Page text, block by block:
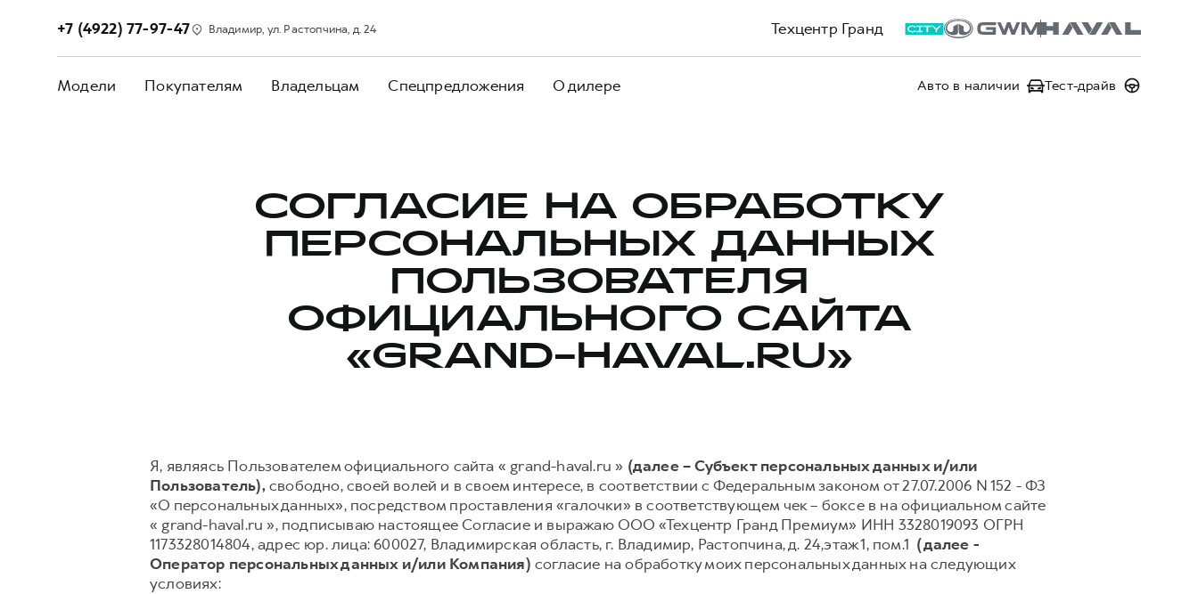
Техцентр Гранд
+7 (4922) 77-97-47 Владимир, ул. Растопчина, д. 24
Модели Покупателям Владельцам Спецпредложения О дилере Авто в наличии Тест-драйв
СОГЛАСИЕ НА ОБРАБОТКУ
ПЕРСОНАЛЬНЫХ ДАННЫХ
ПОЛЬЗОВАТЕЛЯ
ОФИЦИАЛЬНОГО САЙТА
«GRAND-HAVAL.RU»
Я, являясь Пользователем официального сайта « grand-haval.ru » (далее – Субъект персональных данных и/или
Пользователь),свободно, своей волей и в своем интересе, в соответствии с Федеральным законом от 27.07.2006 N 152 - ФЗ
«О персональных данных», посредством проставления «галочки» в соответствующем чек – боксе в на официальном сайте
« grand-haval.ru », подписываю настоящее Согласие и выражаю ООО «Техцентр Гранд Премиум» ИНН 3328019093 ОГРН
1173328014804, адрес юр. лица: 600027, Владимирская область, г. Владимир, Растопчина, д. 24,этаж 1, пом.1 (далее -
Оператор персональных данных и/или Компания) согласие на обработку моих персональных данных на следующих
условиях: